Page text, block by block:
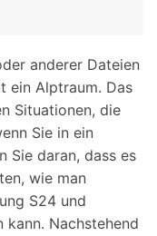
anderer Dateien
ein Alptraum. Das
Situationen, die
Sie in ein
Sie daran, dass es
wie man
S24 und
kann. Nachstehend